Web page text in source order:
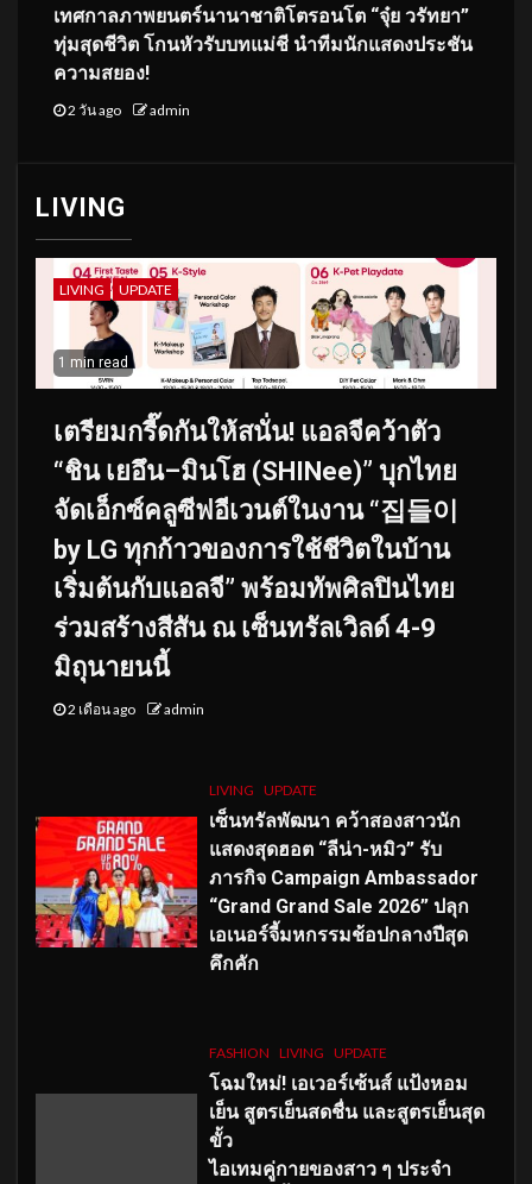
เทศกาลภาพยนตร์นานาชาติโตรอนโต “จุ๋ย วรัทยา”
ทุ่มสุดชีวิต โกนหัวรับบทแม่ชี นำทีมนักแสดงประชัน
ความสยอง!
2 วัน ago admin
LIVING
LIVING UPDATE
1 min read
เตรียมกรี๊ดกันให้สนั่น! แอลจีคว้าตัว
“ชิน เยอึน–มินโฮ (SHINee)” บุกไทย
จัดเอ็กซ์คลูซีฟอีเวนต์ในงาน “집들이
by LG ทุกก้าวของการใช้ชีวิตในบ้าน
เริ่มต้นกับแอลจี” พร้อมทัพศิลปินไทย
ร่วมสร้างสีสัน ณ เซ็นทรัลเวิลด์ 4-9
มิถุนายนนี้
2 เดือน ago admin
LIVING UPDATE
เซ็นทรัลพัฒนา คว้าสองสาวนัก
แสดงสุดฮอต “ลีน่า-หมิว” รับ
ภารกิจ Campaign Ambassador
“Grand Grand Sale 2026” ปลุก
เอเนอร์จี้มหกรรมช้อปกลางปีสุด
คึกคัก
FASHION LIVING UPDATE
โฉมใหม่! เอเวอร์เซ้นส์ แป้งหอม
เย็น สูตรเย็นสดชื่น และสูตรเย็นสุด
ขั้ว
ไอเทมคู่กายของสาว ๆ ประจำ